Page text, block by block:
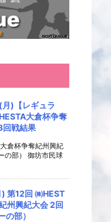
月)【レギュラ
大倉杯争奪
回戦結果
倉杯争奪紀州興紀
の部） 御坊市民球
第12回 ㈱HEST
州興紀大会 2回
の部）